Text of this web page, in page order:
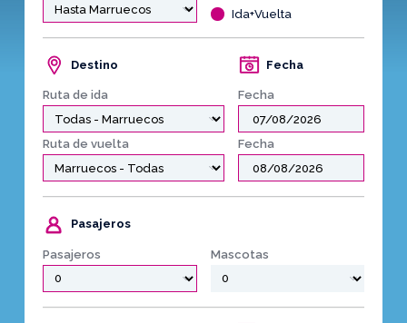
Ida+Vuelta
Destino
Ruta de ida
Fecha
Fecha
Ruta de vuelta Fecha
Pasajeros
Pasajeros Mascotas